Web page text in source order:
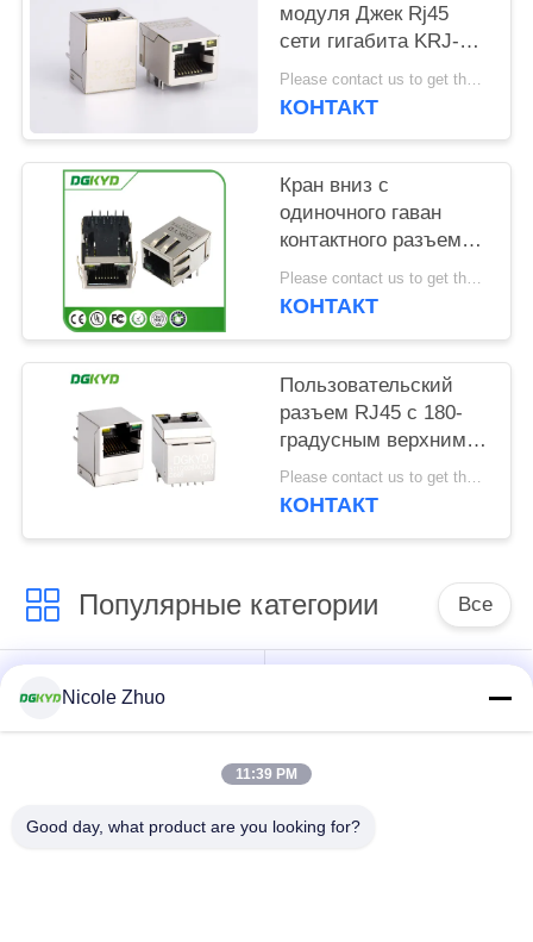
модуля Джек Rj45
сети гигабита KRJ-
H009GYNL одиночный
с СИД
Please contact us to get the latest price. MOQ:1 часть
КОНТАКТ
Кран вниз с
одиночного гаван
контактного разъема
1000BASE Rj45 10,
модульного
Please contact us to get the latest price. MOQ:1 часть
КОНТАКТ
Пользовательский
разъем RJ45 с 180-
градусным верхним
вводом для
гигабитного Ethernet
Please contact us to get the latest price. MOQ:1 шт.
КОНТАКТ
Популярные категории Все
разъем локальных
RJ45
порт
Nicole Zhuo
11:39 PM
Good day, what product are you looking for?